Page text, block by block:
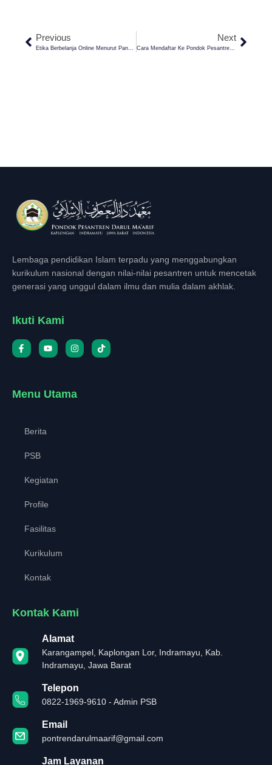
Previous
Etika Berbelanja Online Menurut Pandangan Islam
Next
Cara Mendaftar Ke Pondok Pesantren Darul Ma’arif Kaplongan Indramayu: Panduan Lengkap Untuk Orangtua
Lembaga pendidikan Islam terpadu yang menggabungkan
kurikulum nasional dengan nilai-nilai pesantren untuk mencetak
generasi yang unggul dalam ilmu dan mulia dalam akhlak.
Ikuti Kami
Menu Utama
Berita
PSB
Kegiatan
Profile
Fasilitas
Kurikulum
Kontak
Kontak Kami
Alamat
Karangampel, Kaplongan Lor, Indramayu, Kab.
Indramayu, Jawa Barat
Telepon
0822-1969-9610 - Admin PSB
Email
pontrendarulmaarif@gmail.com
Jam Layanan